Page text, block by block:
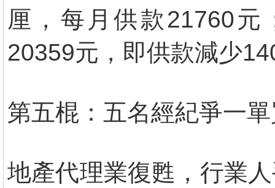
厘，每月供款21760
20359元，即供款減少
第五棍：五名經紀爭一
地產代理業復甦，行業